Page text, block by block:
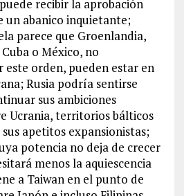
recibir la aprobación
un abanico inquietante;
parece que Groenlandia,
o México, no
este orden, pueden estar en
Rusia podría sentirse
sus ambiciones
Ucrania, territorios bálticos
apetitos expansionistas;
potencia no deja de crecer
menos la aquiescencia
a Taiwan en el punto de